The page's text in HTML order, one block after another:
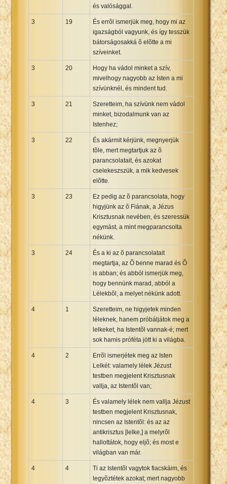
és valósággal.
3 19
És errõl ismerjük meg, hogy mi az
igazságból vagyunk, és így tesszük
bátorságosakká õ elõtte a mi
szíveinket.
3 20
Hogy ha vádol minket a szív,
mivelhogy nagyobb az Isten a mi
szívünknél, és mindent tud.
3 21
Szeretteim, ha szívünk nem vádol
minket, bizodalmunk van az
Istenhez;
3 22
És akármit kérjünk, megnyerjük
tõle, mert megtartjuk az õ
parancsolatait, és azokat
cselekeszszük, a mik kedvesek
elõtte.
3 23
Ez pedig az õ parancsolata, hogy
higyjünk az õ Fiának, a Jézus
Krisztusnak nevében, és szeressük
egymást, a mint megparancsolta
nékünk.
3 24
És a ki az õ parancsolatait
megtartja, az Õ benne marad és Õ
is abban; és abból ismerjük meg,
hogy bennünk marad, abból a
Lélekbõl, a melyet nékünk adott.
4 1
Szeretteim, ne higyjetek minden
léleknek, hanem próbáljátok meg a
lelkeket, ha Istentõl vannak-é; mert
sok hamis próféta jött ki a világba.
4 2
Errõl ismerjétek meg az Isten
Lelkét: valamely lélek Jézust
testben megjelent Krisztusnak
vallja, az Istentõl van;
4 3
És valamely lélek nem vallja Jézust
testben megjelent Krisztusnak,
nincsen az Istentõl: és az az
antikrisztus [lelke,] a melyrõl
hallottátok, hogy eljõ; és most e
világban van már.
4 4
Ti az Istentõl vagytok fiacskáim, és
legyõztétek azokat; mert nagyobb